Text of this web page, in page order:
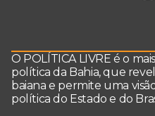
O POLÍTICA LIVRE é o
política da Bahia, que
baiana e permite uma
política do Estado e do